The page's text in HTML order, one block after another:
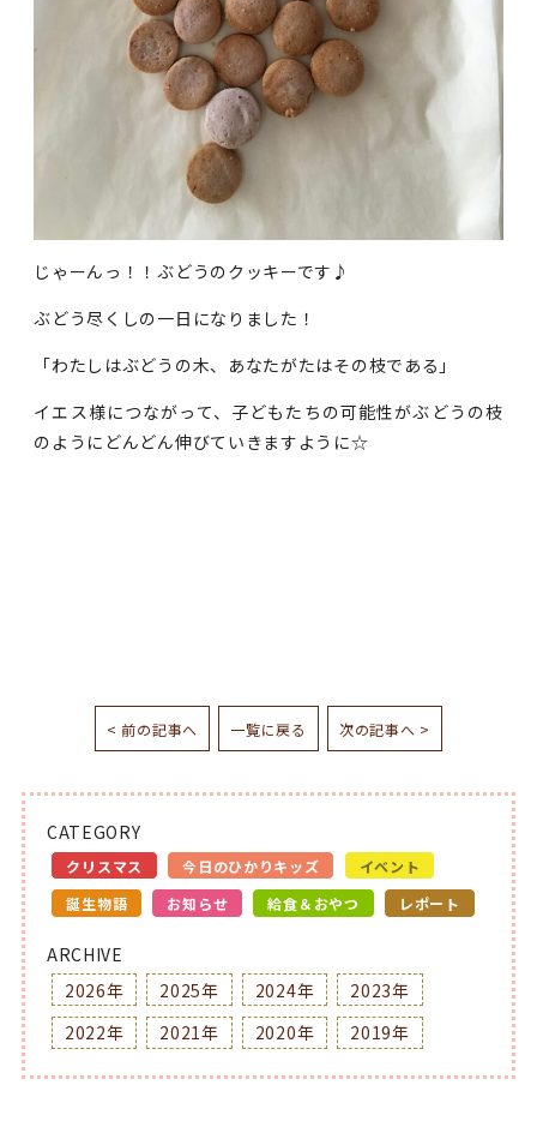
じゃーんっ！！ぶどうのクッキーです♪
ぶどう尽くしの一日になりました！
「わたしはぶどうの木、あなたがたはその枝である」
イエス様につながって、子どもたちの可能性がぶどうの枝
のようにどんどん伸びていきますように☆
< 前の記事へ 一覧に戻る 次の記事へ >
CATEGORY
クリスマス 今日のひかりキッズ
イベント
誕生物語
お知らせ 給食＆おやつ レポート
ARCHIVE
2026年
2025年 2024年
2023年
2022年
2021年 2020年 2019年